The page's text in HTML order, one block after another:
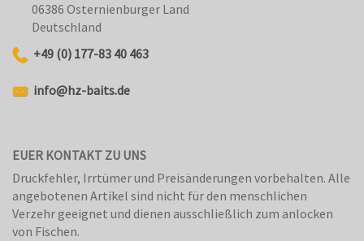
06386 Osternienburger Land
Deutschland
+49 (0) 177-83 40 463
info@hz-baits.de
EUER KONTAKT ZU UNS
Druckfehler, Irrtümer und Preisänderungen vorbehalten. Alle
angebotenen Artikel sind nicht für den menschlichen
Verzehr geeignet und dienen ausschließlich zum anlocken
von Fischen.